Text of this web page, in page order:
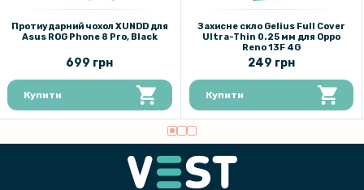
Протиударний чохол XUNDD для
Asus ROG Phone 8 Pro, Black
699 грн
Купити
Захисне скло Gelius Full Cover
Ultra-Thin 0.25 мм для Oppo
Reno 13F 4G
249 грн
Купити